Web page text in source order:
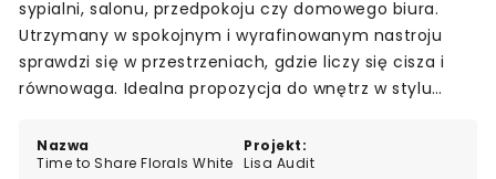
Nazwa
Time to Share Florals White
Projekt:
Lisa Audit
sypialni, salonu, przedpokoju czy domowego biura.
Utrzymany w spokojnym i wyrafinowanym nastroju
sprawdzi się w przestrzeniach, gdzie liczy się cisza i
równowaga. Idealna propozycja do wnętrz w stylu